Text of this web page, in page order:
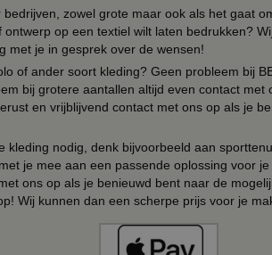
zowel grote maar ook als het gaat
op een textiel wilt laten bedrukken?
met je in gesprek over de wensen!
of ander soort kleding? Geen probleem bij
bij grotere aantallen altijd even contact met
en vrijblijvend contact met ons op als je
nodig, denk bijvoorbeeld aan
je mee aan een passende oplossing voor
ons op als je benieuwd bent naar de
Wij kunnen dan een scherpe prijs voor je